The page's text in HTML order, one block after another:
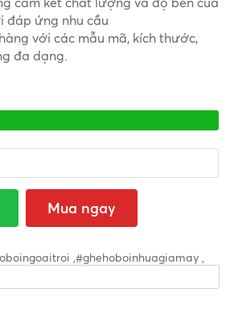
đáp ứng nhu cầu
với các mẫu mã, kích thước,
đa dạng.
Mua ngay
,#ghehoboinhuagiamay ,